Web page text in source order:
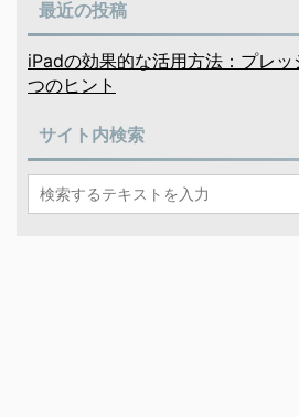
最近の投稿
iPadの効果的な活用方法：プレ
つのヒント
サイト内検索